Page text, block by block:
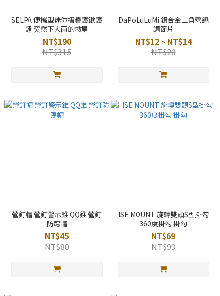
SELPA 便攜型迷你摺疊鐵鍬鐵
鏟 突然下大雨的救星
NT$190
NT$315
DaPoLuLuMi 鋁合金三角營繩
調節片
NT$12 ~ NT$14
NT$20
營釘帽 營釘警示錐 QQ錐 營釘
防踢帽
NT$45
NT$80
ISE MOUNT 旋轉雙頭S型掛勾
360度掛勾 掛勾
NT$69
NT$99